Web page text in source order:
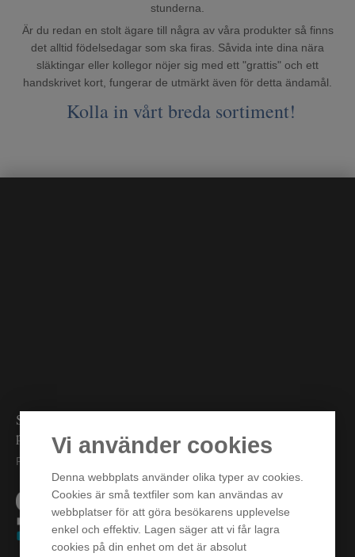
Vi använder cookies
Denna webbplats använder olika typer av cookies.
Cookies är små textfiler som kan användas av
webbplatser för att göra besökarens upplevelse
enkel och effektiv. Lagen säger att vi får lagra
cookies på din enhet om det är absolut
stunderna.
Är du redan en stolt ägare till några av våra produkter så finns
det alltid födelsedagar som ska firas. Såvida inte dina nära
släktingar eller kollegor nöjer sig med ett "grattis" och ett
handskrivet kort, fungerar de utmärkt även för detta ändamål.
Kolla in vårt breda sortiment!
Säkra och förmånliga betalningar hos oss
på Gränsbygden.se
Få hem varorna först och betala sedan.